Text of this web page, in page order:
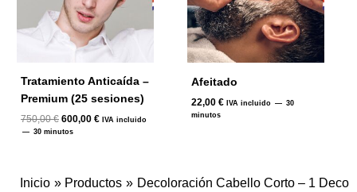
Tratamiento Anticaída –
Premium (25 sesiones)
750,00€ 600,00 € IVA incluido
30 minutos
Afeitado
22,00 € IVA incluido
30
minutos
Inicio Productos Decoloración Cabello Corto – 1 Deco